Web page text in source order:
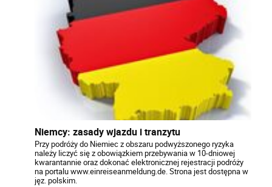
Niemcy: zasady wjazdu i tranzytu
Przy podróży do Niemiec z obszaru podwyższonego ryzyka
należy liczyć się z obowiązkiem przebywania w 10-dniowej
kwarantannie oraz dokonać elektronicznej rejestracji podróży
na portalu www.einreiseanmeldung.de. Strona jest dostępna w
jęz. polskim.